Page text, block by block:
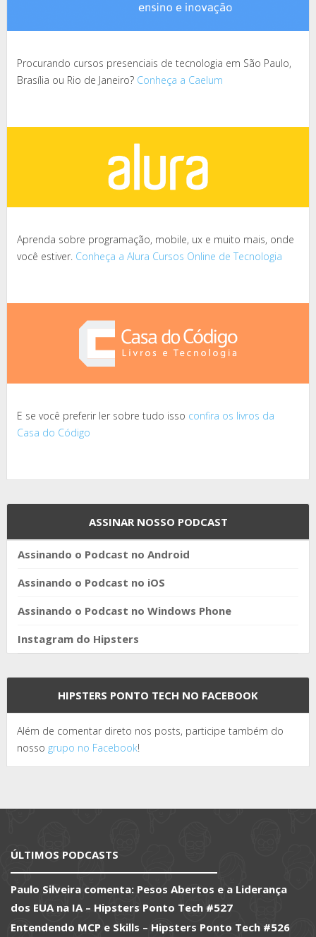
Procurando cursos presenciais de tecnologia em São Paulo,
Brasília ou Rio de Janeiro? Conheça a Caelum
Aprenda sobre programação, mobile, ux e muito mais, onde
você estiver. Conheça a Alura Cursos Online de Tecnologia
E se você preferir ler sobre tudo isso confira os livros da
Casa do Código
ASSINAR NOSSO PODCAST
Assinando o Podcast no Android
Assinando o Podcast no iOS
Assinando o Podcast no Windows Phone
Instagram do Hipsters
HIPSTERS PONTO TECH NO FACEBOOK
Além de comentar direto nos posts, participe também do
nosso grupo no Facebook!
ÚLTIMOS PODCASTS
Paulo Silveira comenta: Pesos Abertos e a Liderança
dos EUA na IA – Hipsters Ponto Tech #527
Entendendo MCP e Skills – Hipsters Ponto Tech #526